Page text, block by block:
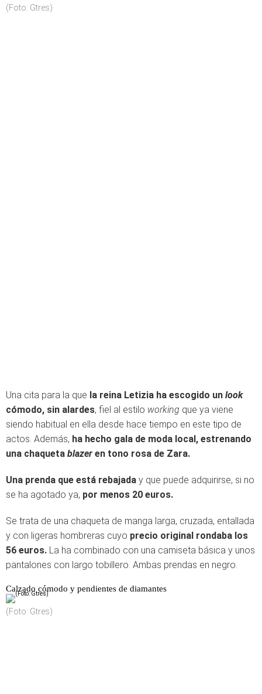
(Foto: Gtres)
Una cita para la que la reina Letizia ha escogido un look
cómodo, sin alardes, fiel al estilo working que ya viene
siendo habitual en ella desde hace tiempo en este tipo de
actos. Además, ha hecho gala de moda local, estrenando
una chaqueta blazer en tono rosa de Zara.
Una prenda que está rebajada y que puede adquirirse, si no
se ha agotado ya, por menos 20 euros.
Se trata de una chaqueta de manga larga, cruzada, entallada
y con ligeras hombreras cuyo precio original rondaba los
56 euros. La ha combinado con una camiseta básica y unos
pantalones con largo tobillero. Ambas prendas en negro.
Calzado cómodo y pendientes de diamantes
(Foto: Gtres)